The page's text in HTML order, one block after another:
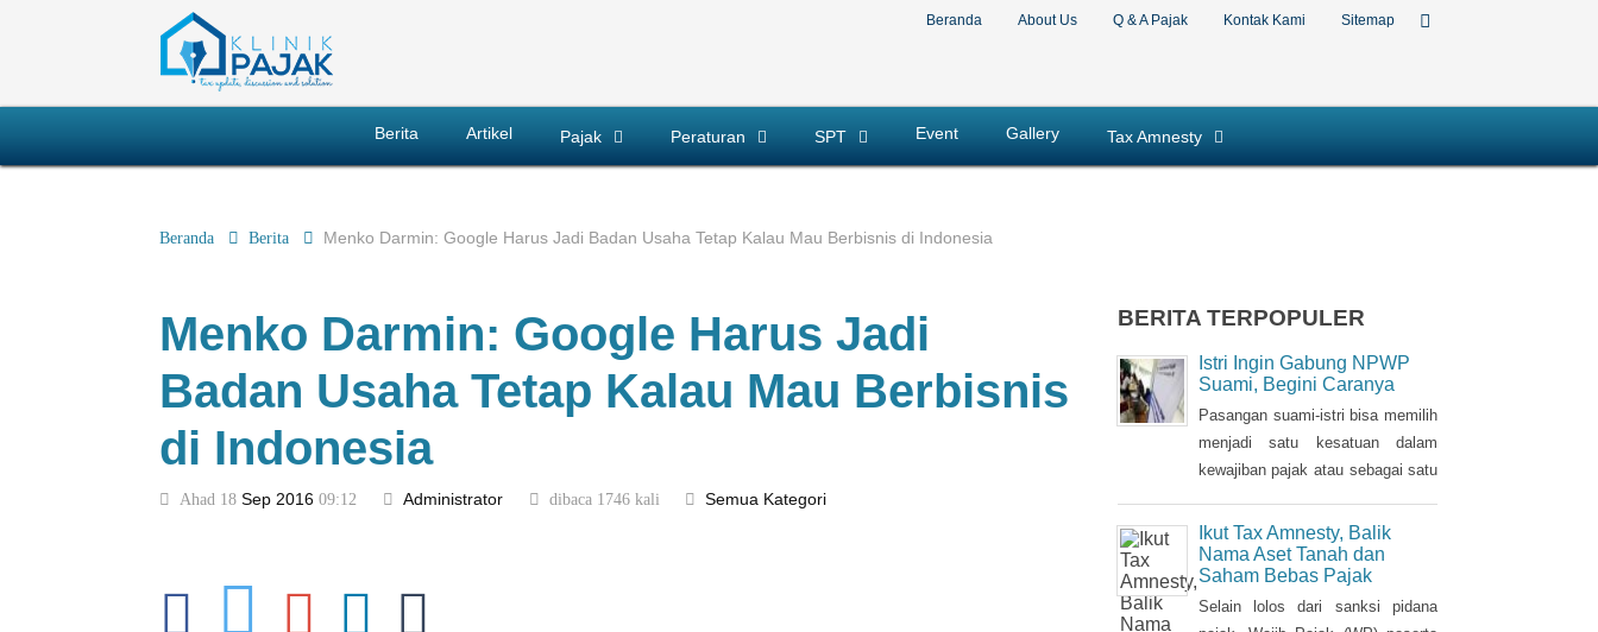
Beranda About Us Q & A Pajak Kontak Kami Sitemap
Berita Artikel Pajak Peraturan SPT Event Gallery Tax Amnesty
Beranda Berita Menko Darmin: Google Harus Jadi Badan Usaha Tetap Kalau Mau Berbisnis di Indonesia
Menko Darmin: Google Harus Jadi
Badan Usaha Tetap Kalau Mau Berbisnis
di Indonesia
Ahad 18 Sep 2016 09:12 Administrator dibaca 1746 kali Semua Kategori
BERITA TERPOPULER
Istri Ingin Gabung NPWP
Suami, Begini Caranya
Pasangan suami-istri bisa memilih
menjadi satu kesatuan dalam
kewajiban pajak atau sebagai satu
(NPWP). Bila sebelumnya istri
sudah memiliki NPWP, maka
harus dihapuskan dan dialihkan ke
suami. Bagaimana caranya?
Ikut Tax Amnesty, Balik
Nama Aset Tanah dan
Saham Bebas Pajak
Selain lolos dari sanksi pidana